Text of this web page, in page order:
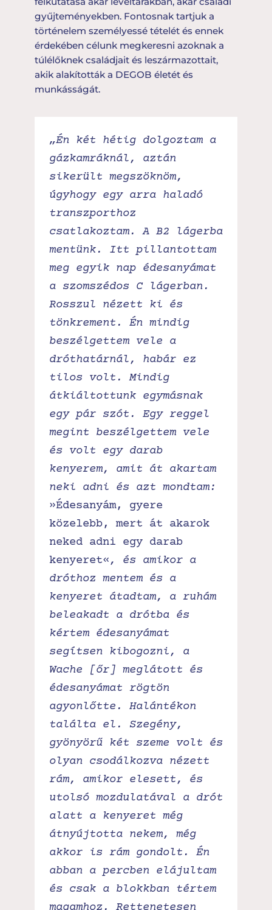
gyűjteményekben. Fontosnak tartjuk a
történelem személyessé tételét és ennek
érdekében célunk megkeresni azoknak a
túlélőknek családjait és leszármazottait,
akik alakították a DEGOB életét és
munkásságát.
„Én két hétig dolgoztam a
gázkamráknál, aztán
sikerült megszöknöm,
úgyhogy egy arra haladó
transzporthoz
csatlakoztam. A B2 lágerba
mentünk. Itt pillantottam
meg egyik nap édesanyámat
a szomszédos C lágerban.
Rosszul nézett ki és
tönkrement. Én mindig
beszélgettem vele a
dróthatárnál, habár ez
tilos volt. Mindig
átkiáltottunk egymásnak
egy pár szót. Egy reggel
megint beszélgettem vele
és volt egy darab
kenyerem, amit át akartam
neki adni és azt mondtam:
»Édesanyám, gyere
közelebb, mert át akarok
neked adni egy darab
kenyeret«, és amikor a
dróthoz mentem és a
kenyeret átadtam, a ruhám
beleakadt a drótba és
kértem édesanyámat
segítsen kibogozni, a
Wache [őr] meglátott és
édesanyámat rögtön
agyonlőtte. Halántékon
találta el. Szegény,
gyönyörű két szeme volt és
olyan csodálkozva nézett
rám, amikor elesett, és
utolsó mozdulatával a drót
alatt a kenyeret még
átnyújtotta nekem, még
akkor is rám gondolt. Én
abban a percben elájultam
és csak a blokkban tértem